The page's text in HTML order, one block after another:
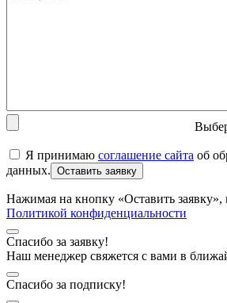
Я принимаю соглашение сайта об
данных.
Нажимая на кнопку «Оставить заявку»,
Политикой конфиденциальности
Спасибо за заявку!
Наш менеджер свяжется с вами в
Спасибо за подписку!